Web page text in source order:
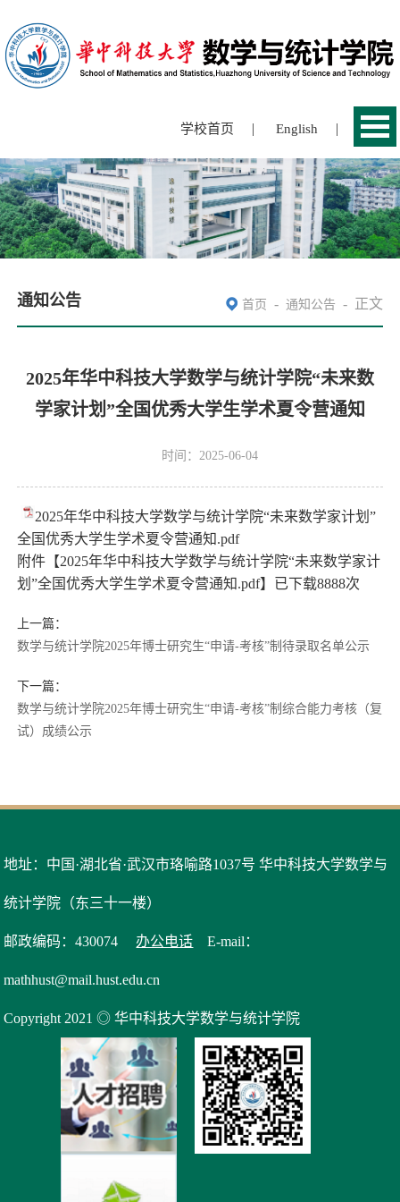
学校首页 | English |
通知公告 首页 - 通知公告 - 正文
2025年华中科技大学数学与统计学院“未来数
学家计划”全国优秀大学生学术夏令营通知
时间：2025-06-04
2025年华中科技大学数学与统计学院“未来数学家计划”
全国优秀大学生学术夏令营通知.pdf
附件【2025年华中科技大学数学与统计学院“未来数学家计
划”全国优秀大学生学术夏令营通知.pdf】已下载8888次
上一篇：
数学与统计学院2025年博士研究生“申请-考核”制待录取名单公示
下一篇：
数学与统计学院2025年博士研究生“申请-考核”制综合能力考核（复
试）成绩公示
地址：中国·湖北省·武汉市珞喻路1037号 华中科技大学数学与
统计学院（东三十一楼）
邮政编码：430074 办公电话 E-mail：
mathhust@mail.hust.edu.cn
Copyright 2021 ◎ 华中科技大学数学与统计学院